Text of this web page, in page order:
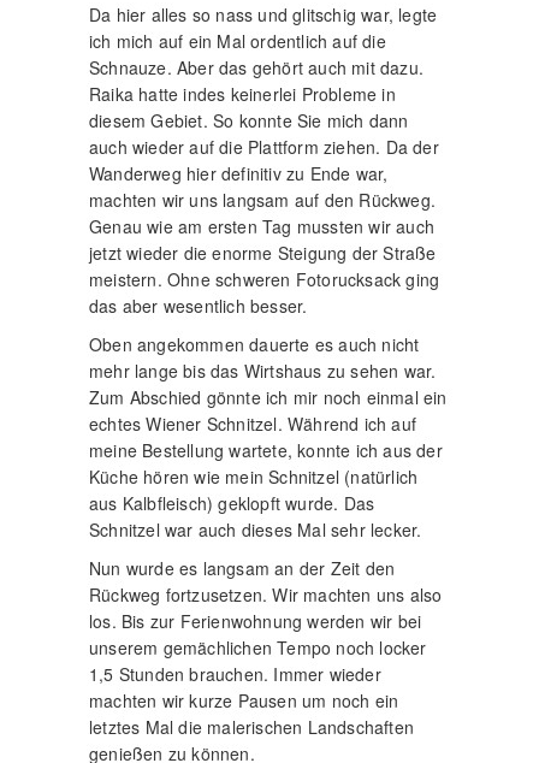
Da hier alles so nass und glitschig war, legte
ich mich auf ein Mal ordentlich auf die
Schnauze. Aber das gehört auch mit dazu.
Raika hatte indes keinerlei Probleme in
diesem Gebiet. So konnte Sie mich dann
auch wieder auf die Plattform ziehen. Da der
Wanderweg hier definitiv zu Ende war,
machten wir uns langsam auf den Rückweg.
Genau wie am ersten Tag mussten wir auch
jetzt wieder die enorme Steigung der Straße
meistern. Ohne schweren Fotorucksack ging
das aber wesentlich besser.
Oben angekommen dauerte es auch nicht
mehr lange bis das Wirtshaus zu sehen war.
Zum Abschied gönnte ich mir noch einmal ein
echtes Wiener Schnitzel. Während ich auf
meine Bestellung wartete, konnte ich aus der
Küche hören wie mein Schnitzel (natürlich
aus Kalbfleisch) geklopft wurde. Das
Schnitzel war auch dieses Mal sehr lecker.
Nun wurde es langsam an der Zeit den
Rückweg fortzusetzen. Wir machten uns also
los. Bis zur Ferienwohnung werden wir bei
unserem gemächlichen Tempo noch locker
1,5 Stunden brauchen. Immer wieder
machten wir kurze Pausen um noch ein
letztes Mal die malerischen Landschaften
genießen zu können.